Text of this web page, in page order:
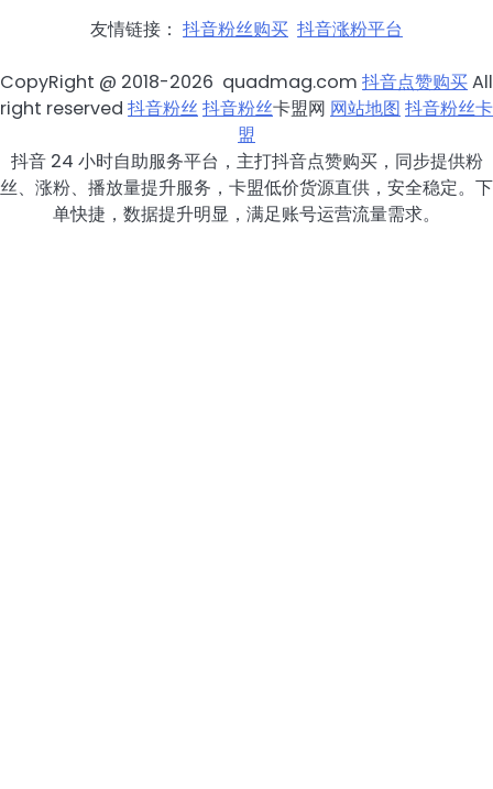
友情链接： 抖音粉丝购买 抖音涨粉平台
CopyRight @ 2018-2026 quadmag.com 抖音点赞购买All
right reserved 抖音粉丝抖音粉丝卡盟网 网站地图 抖音粉丝卡
盟
抖音 24 小时自助服务平台，主打抖音点赞购买，同步提供粉
丝、涨粉、播放量提升服务，卡盟低价货源直供，安全稳定。下
单快捷，数据提升明显，满足账号运营流量需求。